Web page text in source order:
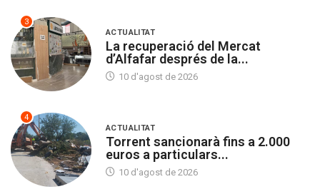
3
ACTUALITAT
La recuperació del Mercat
d’Alfafar després de la...
10 d'agost de 2026
4
ACTUALITAT
Torrent sancionarà fins a 2.000
euros a particulars...
10 d'agost de 2026